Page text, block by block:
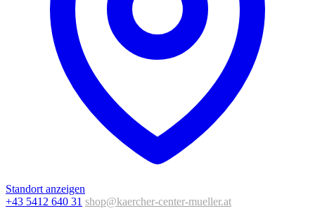
Standort anzeigen
+43 5412 640 31 shop@kaercher-center-mueller.at